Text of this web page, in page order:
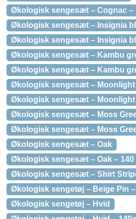
Økologisk sengesæt – Cognac –
Økologisk sengesæt – Insignia
Økologisk sengesæt – Insignia
Økologisk sengesæt – Kambu
Økologisk sengesæt – Kambu
Økologisk sengesæt – Moonlight
Økologisk sengesæt – Moonlight
Økologisk sengesæt – Moss
Økologisk sengesæt – Moss
Økologisk sengesæt – Oak
Økologisk sengesæt – Oak – 140
Økologisk sengesæt – Shirt
Økologisk sengetøj – Beige Pin –
Økologisk sengetøj – Hvid